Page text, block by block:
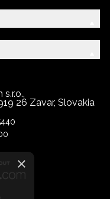
26 Zavar, Slovakia
×